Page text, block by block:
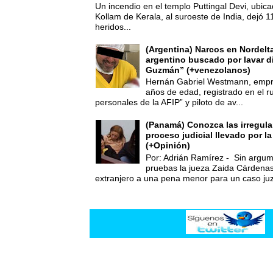
Un incendio en el templo Puttingal Devi,
Kollam de Kerala, al suroeste de India, dejó
heridos...
(Argentina) Narcos en
argentino buscado por lavar
Guzmán” (+venezolanos)
Hernán Gabriel Westmann,
años de edad, registrado en el
personales de la AFIP” y piloto de av...
(Panamá) Conozca las
proceso judicial llevado por
(+Opinión)
Por: Adrián Ramírez - Sin
pruebas la jueza Zaida
extranjero a una pena menor para un caso